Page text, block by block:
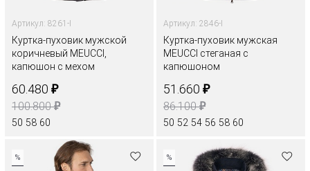
Артикул: 8261-I
Куртка-пуховик мужской
коричневый MEUCCI,
капюшон с мехом
60.480 ₽
100.800₽
50 58 60
Артикул: 2846-I
Куртка-пуховик мужская
MEUCCI стеганая с
капюшоном
51.660 ₽
86.100₽
50 52 54 56 58 60
% %